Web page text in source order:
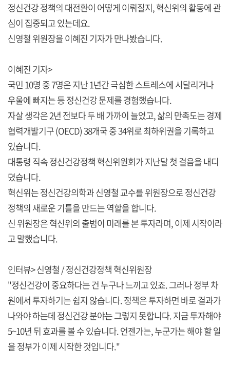
정신건강 정책의 대전환이 어떻게 이뤄질지, 혁신위의 활동에 관
심이 집중되고 있는데요.
신영철 위원장을 이혜진 기자가 만나봤습니다.
이혜진 기자>
국민 10명 중 7명은 지난 1년간 극심한 스트레스에 시달리거나
우울에 빠지는 등 정신건강 문제를 경험했습니다.
자살 생각은 2년 전보다 두 배 가까이 늘었고, 삶의 만족도는 경제
협력개발기구 (OECD) 38개국 중 34위로 최하위권을 기록하고
있습니다.
대통령 직속 정신건강정책 혁신위원회가 지난달 첫 걸음을 내디
뎠습니다.
혁신위는 정신건강의학과 신영철 교수를 위원장으로 정신건강
정책의 새로운 기틀을 만드는 역할을 합니다.
신 위원장은 혁신위의 출범이 미래를 본 투자라며, 이제 시작이라
고 말했습니다.
인터뷰> 신영철 / 정신건강정책 혁신위원장
"정신건강이 중요하다는 건 누구나 느끼고 있죠. 그러나 정부 차
원에서 투자하기는 쉽지 않습니다. 정책은 투자하면 바로 결과가
나와야 하는데 정신건강 분야는 그렇지 못합니다. 지금 투자해야
5~10년 뒤 효과를 볼 수 있습니다. 언젠가는, 누군가는 해야 할 일
을 정부가 이제 시작한 것입니다."